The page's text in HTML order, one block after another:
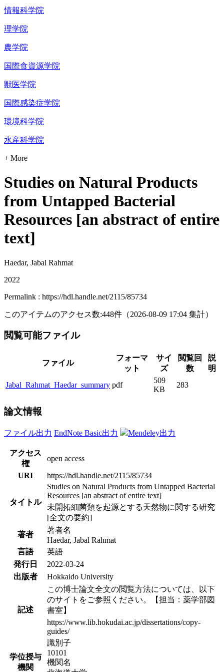
情報科学院
理学院
農学院
国際食資源学院
獣医学院
国際感染症学院
環境科学院
水産科学院
+ More
Studies on Natural Products
from Untapped Bacterial
Resources [an abstract of entire
text]
Haedar, Jabal Rahmat
2022
Permalink : https://hdl.handle.net/2115/85734
このアイテムのアクセス数:448件 （2026-08-09 17:04 集計）
閲覧可能ファイル
ファイル
フォーマ
ット
サイ
ズ
閲覧回
数
説
明
Jabal_Rahmat_Haedar_summary pdf
509
KB
283
論文情報
ファイル出力 EndNote Basic出力 Mendeley出力
アクセス
権
open access
URI
https://hdl.handle.net/2115/85734
タイトル
Studies on Natural Products from Untapped Bacterial
Resources [an abstract of entire text]
未開拓細菌類を起源とする天然物に関する研究
[全文の要約]
著者
著者名
Haedar, Jabal Rahmat
言語
英語
発行日
2022-03-24
出版者
Hokkaido University
記述
この博士論文全文の閲覧方法については、以下
のサイトをご参照ください。【担当：薬学部図
書室】
https://www.lib.hokudai.ac.jp/dissertations/copy-
guides/
学位授与
機関
識別子
10101
機関名